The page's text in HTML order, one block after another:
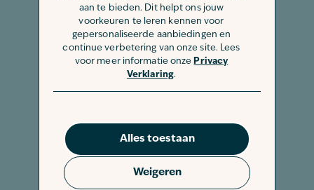
aan te bieden. Dit helpt ons jouw
voorkeuren te leren kennen voor
gepersonaliseerde aanbiedingen en
continue verbetering van onze site. Lees
voor meer informatie onze Privacy
Verklaring.
Alles toestaan
Weigeren
Dierenartskosten: ongeveer €60 per
behandeling
Chirurgie
Als je hond mank loopt door een
heupdysplasie – kan een operatie
noodzakelijk zijn om het probleem op
te lossen en de mobiliteit van je hond
te herstellen.